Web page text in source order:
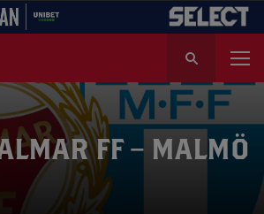
k
e
f
t
FF – MALMÖ